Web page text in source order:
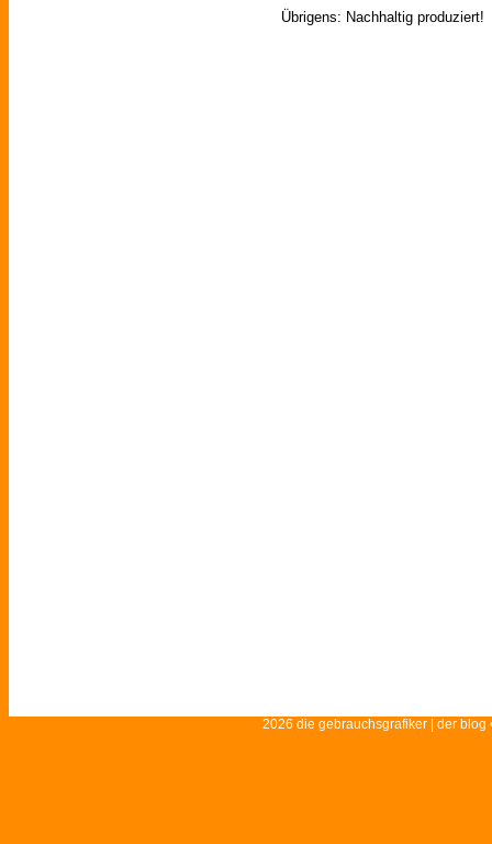
Übrigens: Nachhaltig produziert!
2026 die gebrauchsgrafiker | der blog